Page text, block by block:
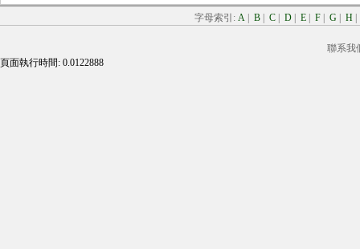
字母索引: A B C D E F G H
聯系我
頁面執行時間: 0.0122888